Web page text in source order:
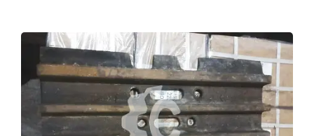
Контакты
3D тур по производству
3D тур по складам